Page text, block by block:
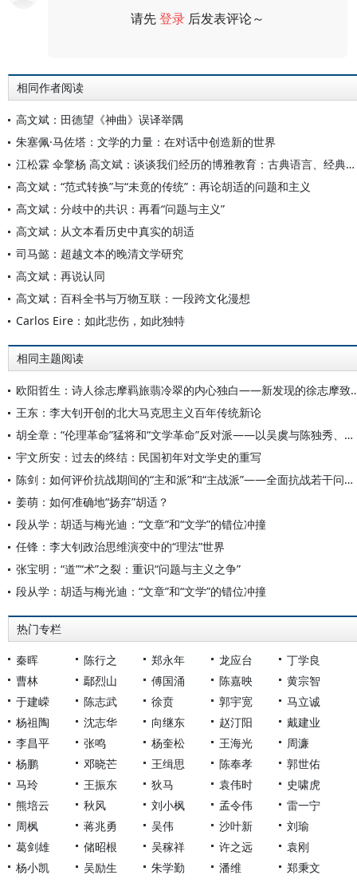
请先登录 后发表评论～
相同作者阅读
高文斌：田德望《神曲》误译举隅
朱塞佩·马佐塔：文学的力量：在对话中创造新的世界
江松霖 伞擎杨 高文斌：谈谈我们经历的博雅教育：古典语言、经典著作……
高文斌：“范式转换”与“未竟的传统”：再论胡适的问题和主义
高文斌：分歧中的共识：再看“问题与主义”
高文斌：从文本看历史中真实的胡适
司马懿：超越文本的晚清文学研究
高文斌：再说认同
高文斌：百科全书与万物互联：一段跨文化漫想
Carlos Eire：如此悲伤，如此独特
相同主题阅读
欧阳哲生：诗人徐志摩羁旅翡冷翠
王东：李大钊开创的北大马克思主义百年传统新论
胡全章：“伦理革命”猛将和“文学革命”反对派——以吴虞与陈独秀、柳亚子的文学学术交往为中心
宇文所安：过去的终结：民国初年对文学史的重写
陈剑：如何评价抗战期间的“主和派”和“主战派”——全面抗战若干问题分析（五）
姜萌：如何准确地“扬弃”胡适？
段从学：胡适与梅光迪：“文章”和“文学”的错位冲撞
任锋：李大钊政治思维演变中的“理法”世界
张宝明：“道”“术”之裂：重识“问题与主义之争”
段从学：胡适与梅光迪：“文章”和“文学”的错位冲撞
热门专栏
秦晖 陈行之 郑永年 龙应台
丁学良
曹林
鄢烈山 傅国涌 陈嘉映
黄宗智
于建嵘
陈志武 徐贲 郭宇宽
马立诚
杨祖陶
沈志华 向继东 赵汀阳
戴建业
李昌平
张鸣 杨奎松 王海光
周濂
杨鹏
邓晓芒 王缉思 陈奉孝
郭世佑
马玲
王振东 狄马 袁伟时
史啸虎
熊培云
秋风 刘小枫 孟令伟
雷一宁
周枫
蒋兆勇 吴伟 沙叶新
刘瑜
葛剑雄
储昭根 吴稼祥 许之远
袁刚
杨小凯
吴励生 朱学勤 潘维
郑秉文